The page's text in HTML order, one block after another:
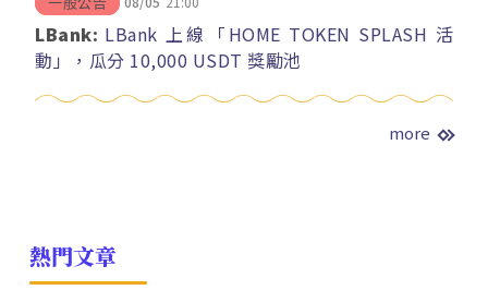
LBank: LBank 上線「HOME TOKEN SPLASH 活
動」，瓜分 10,000 USDT 獎勵池
more
熱門文章